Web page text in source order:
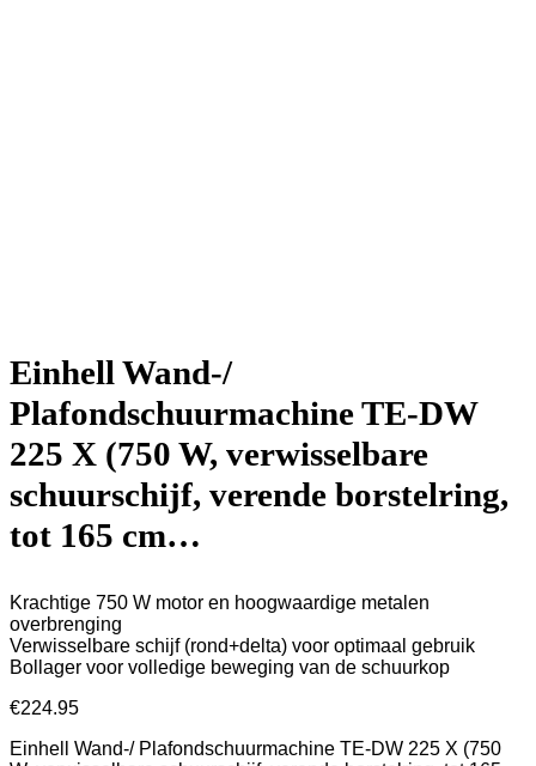
Einhell Wand-/
Plafondschuurmachine TE-DW
225 X (750 W, verwisselbare
schuurschijf, verende borstelring,
tot 165 cm…
Krachtige 750 W motor en hoogwaardige metalen
overbrenging
Verwisselbare schijf (rond+delta) voor optimaal gebruik
Bollager voor volledige beweging van de schuurkop
€224.95
Einhell Wand-/ Plafondschuurmachine TE-DW 225 X (750